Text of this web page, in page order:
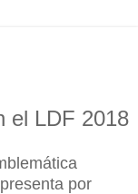
el LDF 2018
por